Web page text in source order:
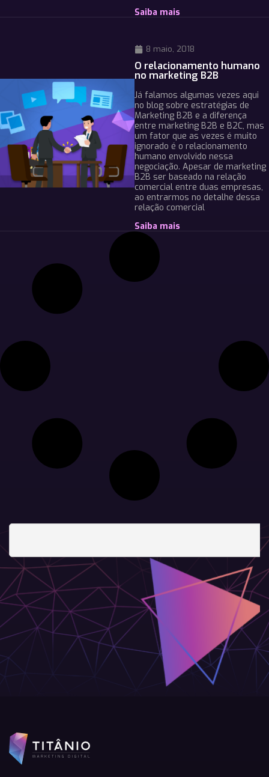
Saiba mais
8 maio, 2018
O relacionamento humano
no marketing B2B
Já falamos algumas vezes aqui
no blog sobre estratégias de
Marketing B2B e a diferença
entre marketing B2B e B2C, mas
um fator que as vezes é muito
ignorado é o relacionamento
humano envolvido nessa
negociação. Apesar de marketing
B2B ser baseado na relação
comercial entre duas empresas,
ao entrarmos no detalhe dessa
relação comercial
Saiba mais